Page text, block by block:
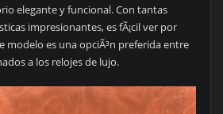
elegante y funcional. Con tantas
impresionantes, es fÃ¡cil ver por
modelo es una opciÃ³n preferida entre
a los relojes de lujo.